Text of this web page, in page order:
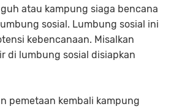
atau kampung siaga bencana
sosial. Lumbung sosial ini
kebencanaan. Misalkan
di lumbung sosial disiapkan
pemetaan kembali kampung